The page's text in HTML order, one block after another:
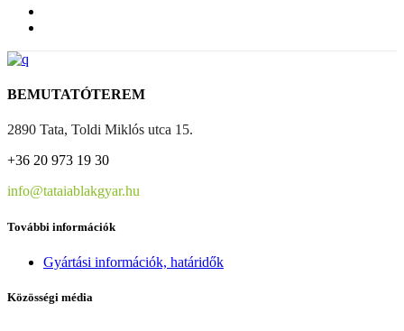
BEMUTATÓTEREM
2890 Tata, Toldi Miklós utca 15.
+36 20 973 19 30
info@tataiablakgyar.hu
További információk
Gyártási információk, határidők
Közösségi média